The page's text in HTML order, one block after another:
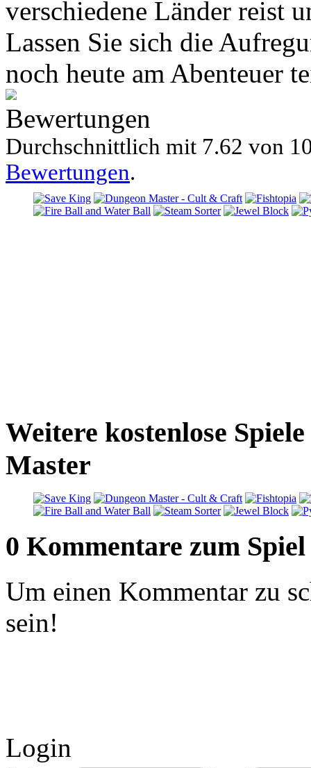
verschiedene Länder reist
Lassen Sie sich die
noch heute am Abenteuer
Bewertungen
Durchschnittlich mit 7.62 von
Bewertungen.
Weitere kostenlose
Master
0 Kommentare zum Spiel
Um einen Kommentar zu
sein!
Login